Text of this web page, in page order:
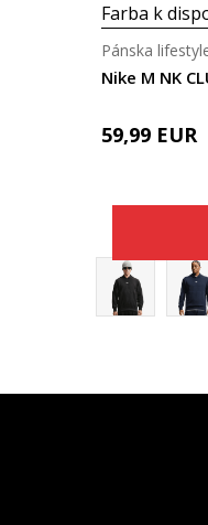
Farba k
Nike M NK
Pánska
59,99 EUR